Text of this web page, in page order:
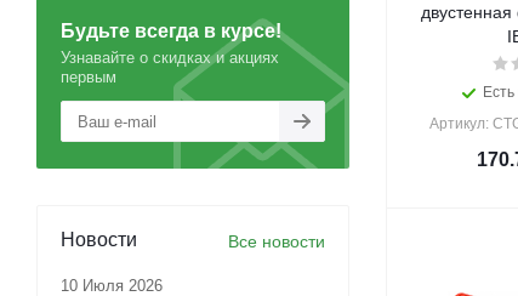
Артикул:
Будьте всегда в курсе!
Узнавайте о скидках и акциях
первым
Новости Все новости
10 Июля 2026